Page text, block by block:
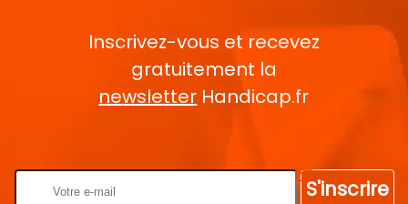
Inscrivez-vous et recevez
gratuitement la
newsletter Handicap.fr
S'inscrire